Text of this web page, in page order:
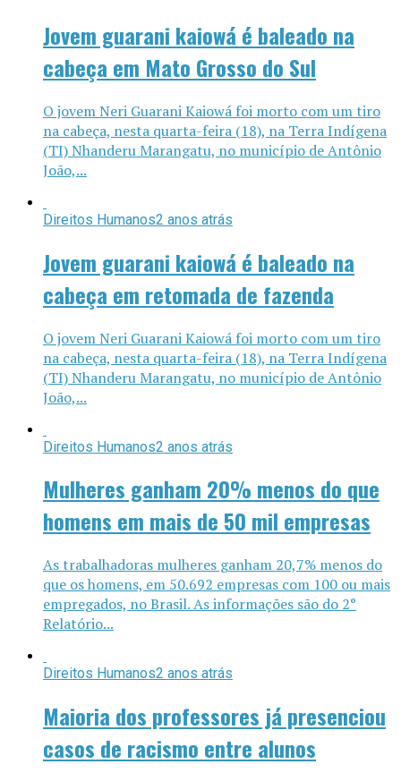
Jovem guarani kaiowá é baleado na
cabeça em Mato Grosso do Sul
O jovem Neri Guarani Kaiowá foi morto com um tiro
na cabeça, nesta quarta-feira (18), na Terra Indígena
(TI) Nhanderu Marangatu, no município de Antônio
João,...
Direitos Humanos2 anos atrás
Jovem guarani kaiowá é baleado na
cabeça em retomada de fazenda
O jovem Neri Guarani Kaiowá foi morto com um tiro
na cabeça, nesta quarta-feira (18), na Terra Indígena
(TI) Nhanderu Marangatu, no município de Antônio
João,...
Direitos Humanos2 anos atrás
Mulheres ganham 20% menos do que
homens em mais de 50 mil empresas
As trabalhadoras mulheres ganham 20,7% menos do
que os homens, em 50.692 empresas com 100 ou mais
empregados, no Brasil. As informações são do 2°
Relatório...
Direitos Humanos2 anos atrás
Maioria dos professores já presenciou
casos de racismo entre alunos